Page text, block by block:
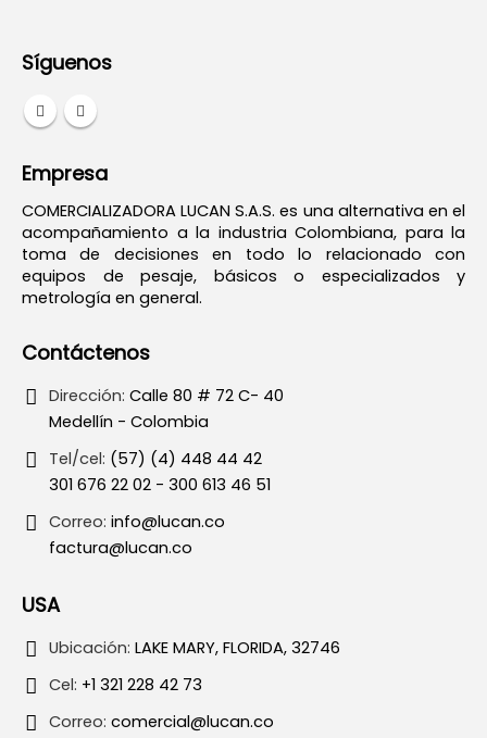
Síguenos
Empresa
COMERCIALIZADORA LUCAN S.A.S. es una alternativa en el
acompañamiento a la industria Colombiana, para la
toma de decisiones en todo lo relacionado con
equipos de pesaje, básicos o especializados y
metrología en general.
Contáctenos
Dirección: Calle 80 # 72 C- 40
Medellín - Colombia
Tel/cel: (57) (4) 448 44 42
301 676 22 02 - 300 613 46 51
Correo: info@lucan.co
factura@lucan.co
USA
Ubicación: LAKE MARY, FLORIDA, 32746
Cel: +1 321 228 42 73
Correo: comercial@lucan.co